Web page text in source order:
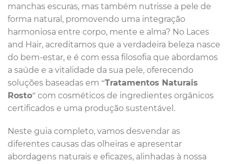
manchas escuras, mas também nutrisse a pele de
forma natural, promovendo uma integração
harmoniosa entre corpo, mente e alma? No Laces
and Hair, acreditamos que a verdadeira beleza nasce
do bem-estar, e é com essa filosofia que abordamos
a saúde e a vitalidade da sua pele, oferecendo
soluções baseadas em “Tratamentos Naturais
Rosto” com cosméticos de ingredientes orgânicos
certificados e uma produção sustentável.
Neste guia completo, vamos desvendar as
diferentes causas das olheiras e apresentar
abordagens naturais e eficazes, alinhadas à nossa